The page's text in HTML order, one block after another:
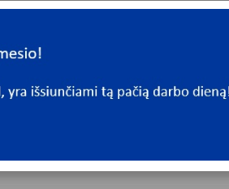
Storis, mm
Išmatavimai 25x47x15